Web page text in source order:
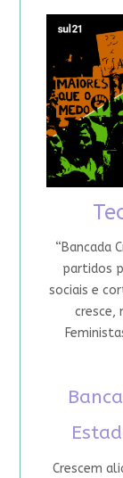
“Bancada
partidos
sociais e
cresce,
Crescem